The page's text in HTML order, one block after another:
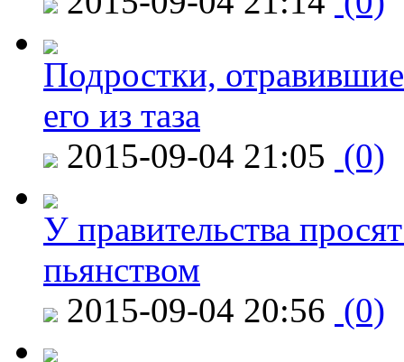
Подростки,
его из таза
2015-09-04 21:05 (0)
У правительства
пьянством
2015-09-04 20:56 (0)